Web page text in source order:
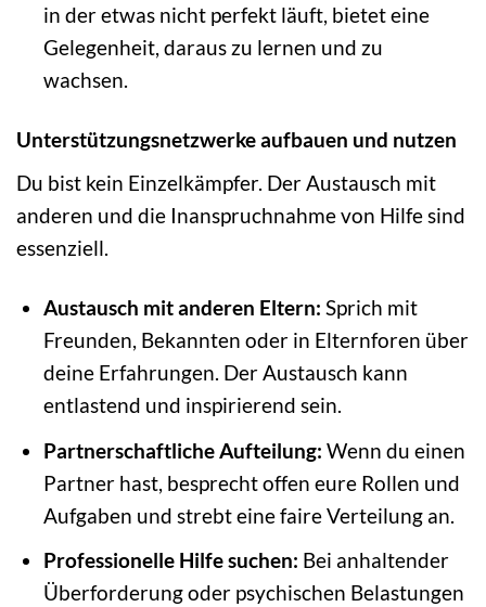
in der etwas nicht perfekt läuft, bietet eine
Gelegenheit, daraus zu lernen und zu
wachsen.
Unterstützungsnetzwerke aufbauen und nutzen
Du bist kein Einzelkämpfer. Der Austausch mit
anderen und die Inanspruchnahme von Hilfe sind
essenziell.
Austausch mit anderen Eltern: Sprich mit
Freunden, Bekannten oder in Elternforen über
deine Erfahrungen. Der Austausch kann
entlastend und inspirierend sein.
Partnerschaftliche Aufteilung: Wenn du einen
Partner hast, besprecht offen eure Rollen und
Aufgaben und strebt eine faire Verteilung an.
Professionelle Hilfe suchen: Bei anhaltender
Überforderung oder psychischen Belastungen